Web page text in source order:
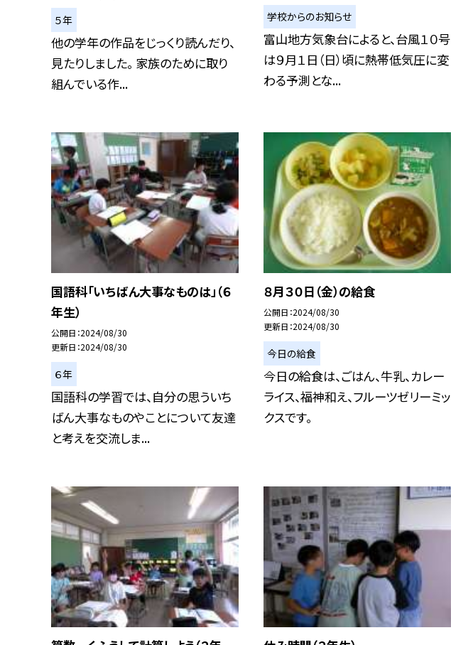
５年
他の学年の作品をじっくり読んだり、
見たりしました。 家族のために取り
組んでいる作...
学校からのお知らせ
富山地方気象台によると、台風１０号
は９月１日（日）頃に熱帯低気圧に変
わる予測とな...
国語科「いちばん大事なものは」（６
年生）
公開日 2024/08/30
更新日 2024/08/30
６年
国語科の学習では、自分の思ういち
ばん大事なものやことについて友達
と考えを交流しま...
８月３０日（金）の給食
公開日 2024/08/30
更新日 2024/08/30
今日の給食
今日の給食は、ごはん、牛乳、カレー
ライス、福神和え、フルーツゼリーミッ
クスです。